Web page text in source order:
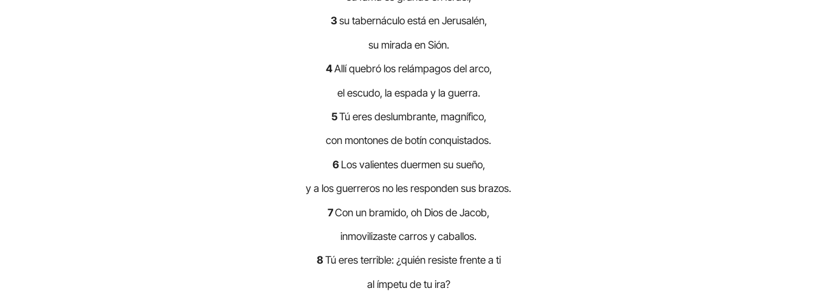
3 su tabernáculo está en Jerusalén,
su mirada en Sión.
4Allí quebró los relámpagos del arco,
el escudo, la espada y la guerra.
5Tú eres deslumbrante, magnífico,
con montones de botín conquistados.
6 Los valientes duermen su sueño,
y a los guerreros no les responden sus brazos.
7Con un bramido, oh Dios de Jacob,
inmovilizaste carros y caballos.
8Tú eres terrible: ¿quién resiste frente a ti
al ímpetu de tu ira?